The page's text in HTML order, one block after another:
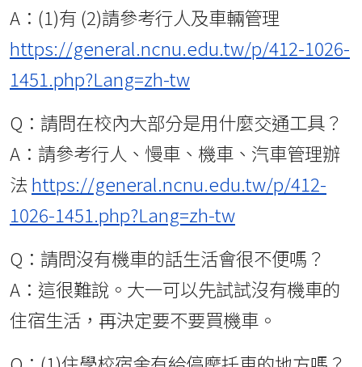
A：(1)有 (2)請參考行人及車輛管理
https://general.ncnu.edu.tw/p/412-1026-
1451.php?Lang=zh-tw
Q：請問在校內大部分是用什麼交通工具？
A：請參考行人、慢車、機車、汽車管理辦
法https://general.ncnu.edu.tw/p/412-
1026-1451.php?Lang=zh-tw
Q：請問沒有機車的話生活會很不便嗎？
A：這很難說。大一可以先試試沒有機車的
住宿生活，再決定要不要買機車。